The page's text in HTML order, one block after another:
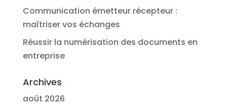
Communication émetteur récepteur :
maîtriser vos échanges
Réussir la numérisation des documents en
entreprise
Archives
août 2026